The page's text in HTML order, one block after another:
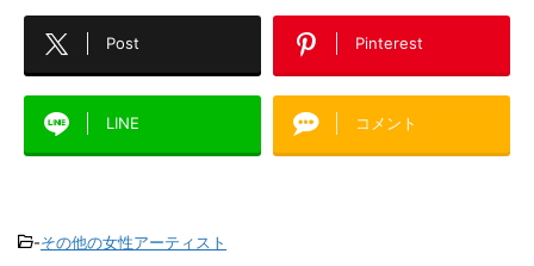
Post Pinterest
LINE コメント
-その他の女性アーティスト